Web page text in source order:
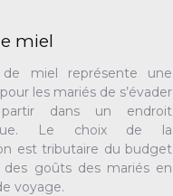
miel
miel représente une
les mariés de s’évader
dans un endroit
Le choix de la
est tributaire du budget
des goûts des mariés en
voyage.